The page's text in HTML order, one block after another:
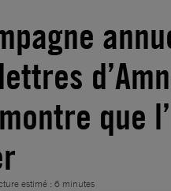
que
estimé : 6 minutes